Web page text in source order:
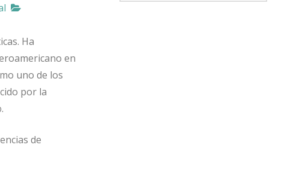
Ha
en
uno de los
por la
de